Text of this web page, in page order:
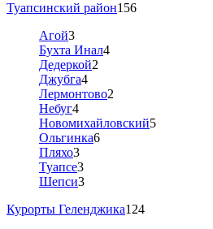
Туапсинский район156
Агой3
Бухта Инал4
Дедеркой2
Джубга4
Лермонтово2
Небуг4
Новомихайловский5
Ольгинка6
Пляхо3
Туапсе3
Шепси3
Курорты Геленджика124